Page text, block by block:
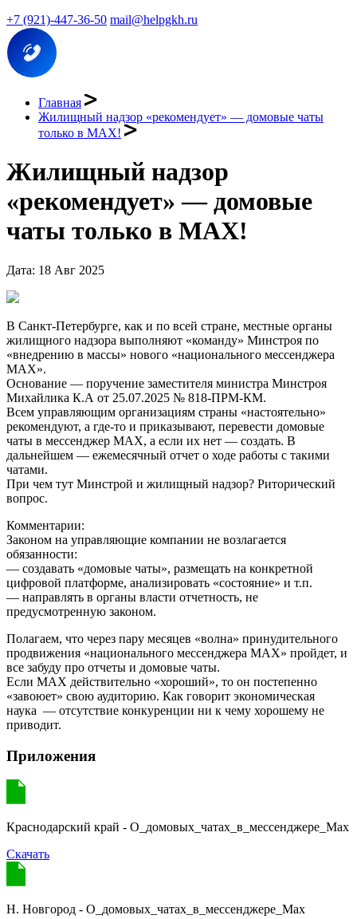
+7 (921)-447-36-50 mail@helpgkh.ru
Главная
Жилищный надзор «рекомендует» — домовые чаты
только в МАХ!
Жилищный надзор
«рекомендует» — домовые
чаты только в МАХ!
Дата: 18 Авг 2025
В Санкт-Петербурге, как и по всей стране, местные органы
жилищного надзора выполняют «команду» Минстроя по
«внедрению в массы» нового «национального мессенджера
МАХ».
Основание — поручение заместителя министра Минстроя
Михайлика К.А от 25.07.2025 № 818-ПРМ-КМ.
Всем управляющим организациям страны «настоятельно»
рекомендуют, а где-то и приказывают, перевести домовые
чаты в мессенджер МАХ, а если их нет — создать. В
дальнейшем — ежемесячный отчет о ходе работы с такими
чатами.
При чем тут Минстрой и жилищный надзор? Риторический
вопрос.
Комментарии:
Законом на управляющие компании не возлагается
обязанности:
— создавать «домовые чаты», размещать на конкретной
цифровой платформе, анализировать «состояние» и т.п.
— направлять в органы власти отчетность, не
предусмотренную законом.
Полагаем, что через пару месяцев «волна» принудительного
продвижения «национального мессенджера МАХ» пройдет, и
все забуду про отчеты и домовые чаты.
Если МАХ действительно «хороший», то он постепенно
«завоюет» свою аудиторию. Как говорит экономическая
наука — отсутствие конкуренции ни к чему хорошему не
приводит.
Приложения
Краснодарский край - О_домовых_чатах_в_мессенджере_Мах
Скачать
Н. Новгород - О_домовых_чатах_в_мессенджере_Мах